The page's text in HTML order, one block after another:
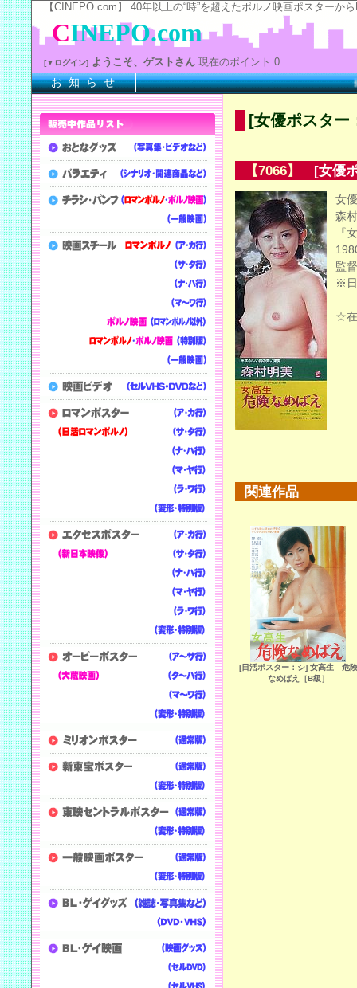
【CINEPO.com】 40年以上の“時”を超えたポルノ映画ポスター
[女優ポスター
【7066】 [女優
女
森
『
監
※
☆
関連作品
[日活ポスター：シ] 女高生 危険
なめばえ［B級］
※上
CINEPO.com
[▼ログイン] ようこそ、ゲストさん 現在のポイント 0
お 知 ら せ